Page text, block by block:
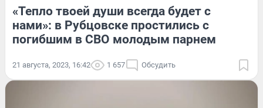
«Тепло твоей души всегда будет с
нами»: в Рубцовске простились с
погибшим в СВО молодым парнем
21 августа, 2023, 16:42 1 657 Обсудить